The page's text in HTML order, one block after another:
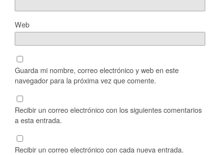
Web
Guarda mi nombre, correo electrónico y web en este
navegador para la próxima vez que comente.
Recibir un correo electrónico con los siguientes comentarios
a esta entrada.
Recibir un correo electrónico con cada nueva entrada.